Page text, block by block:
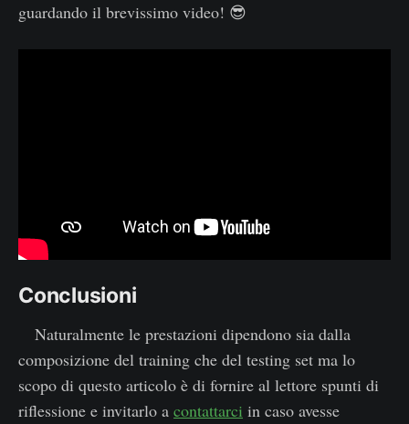
guardando il brevissimo video! 😎
Conclusioni
Naturalmente le prestazioni dipendono sia dalla
composizione del training che del testing set ma lo
scopo di questo articolo è di fornire al lettore spunti di
riflessione e invitarlo a contattarci in caso avesse